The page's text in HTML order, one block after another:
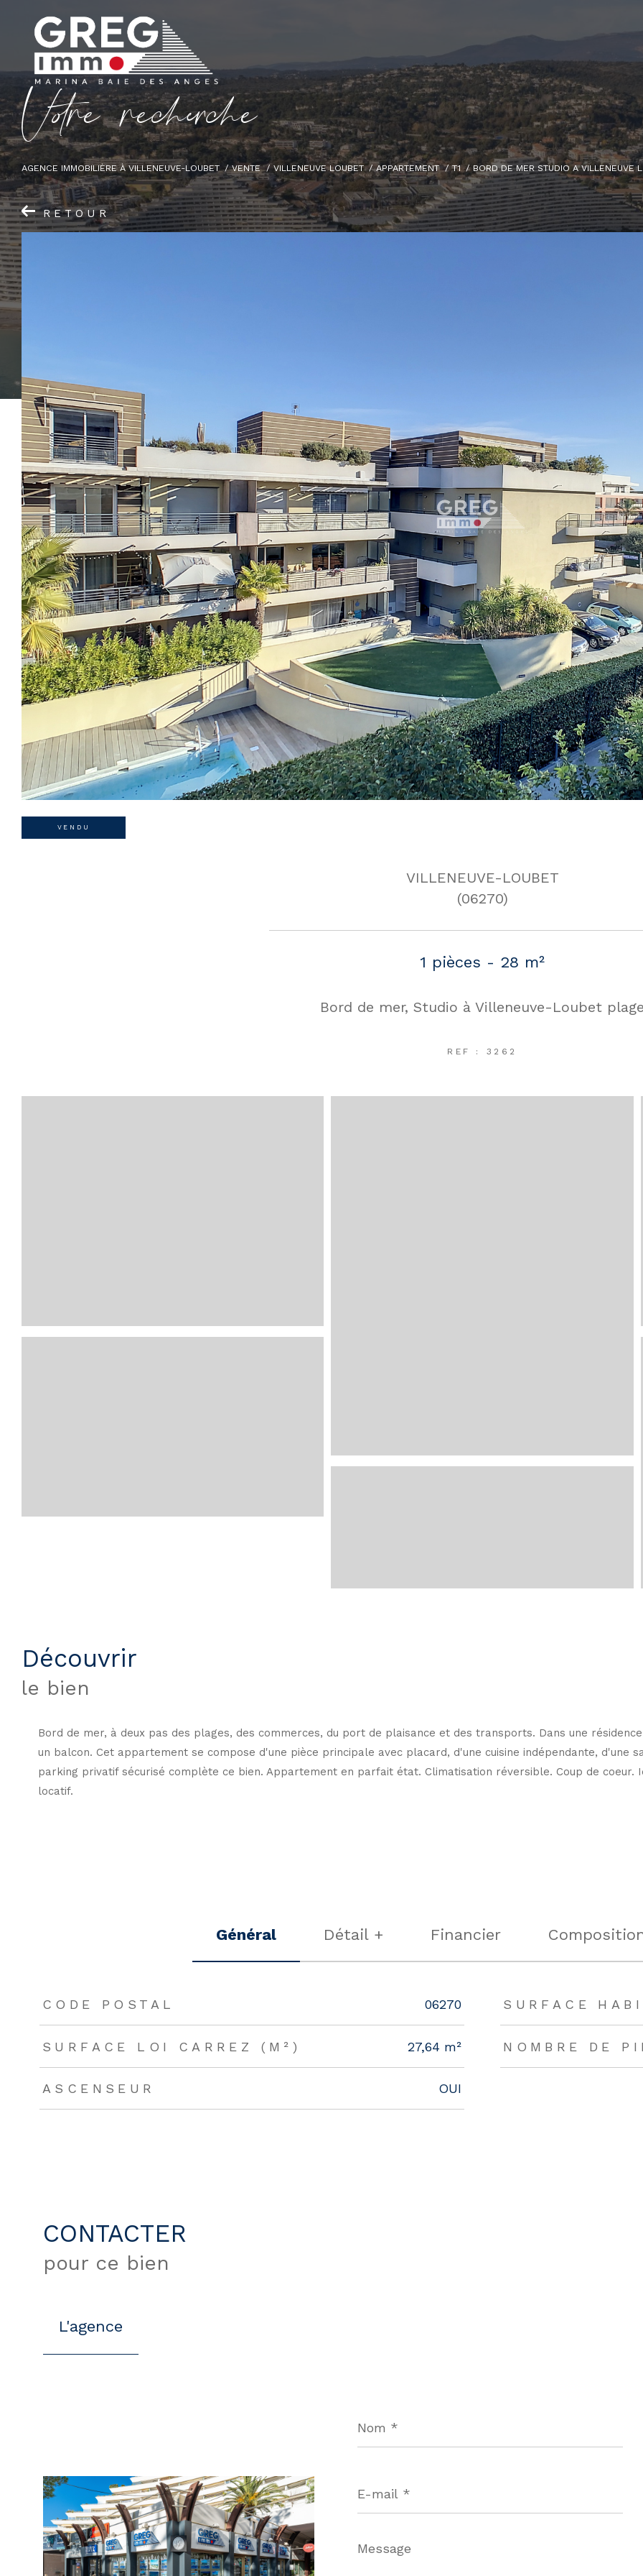
Vore recece
AGENCE IMMOBILIÈRE À VILLENEUVE-LOUBET VENTE VILLENEUVE LOUBET APPARTEMENT T1 BORD DE MER STUDIO A VILLENEUVE
RETOUR
VENDU
VILLENEUVE-LOUBET
(06270)
1 pièces - 28 m²
Bord de mer, Studio à Villeneuve-Loubet
REF : 3262
découvrir
le bien
Bord de mer, à deux pas des plages, des commerces, du port de plaisance et des transports. Dans une
un balcon. Cet appartement se compose d'une pièce principale avec placard, d'une cuisine indépendante, d'une
parking privatif sécurisé complète ce bien. Appartement en parfait état. Climatisation réversible. Coup de coeur.
locatif.
Général Détail + Financier
TRAD_ZEPHYR_Caracteristique
CODE POSTAL 06270 SURFACE
SURFACE LOI CARREZ (M²) 27,64 m² NOMBRE DE
ASCENSEUR OUI
CONTACTER
pour ce bien
L'agence
*
mail
*
Message
*